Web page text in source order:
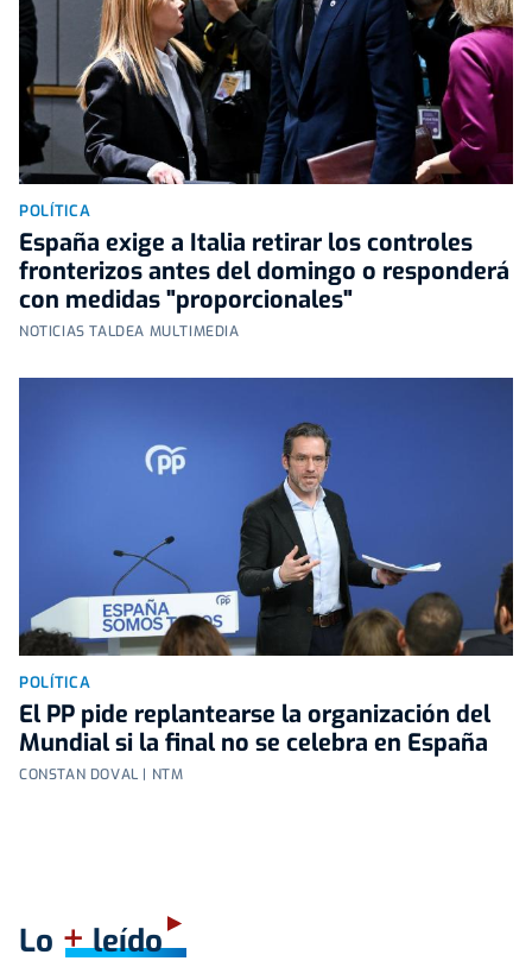
POLÍTICA
España exige a Italia retirar los controles
fronterizos antes del domingo o responderá
con medidas "proporcionales"
NOTICIAS TALDEA MULTIMEDIA
POLÍTICA
El PP pide replantearse la organización del
Mundial si la final no se celebra en España
CONSTAN DOVAL | NTM
Lo +leído